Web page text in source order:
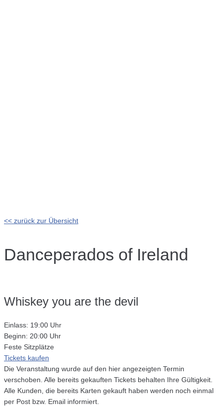
<< zurück zur Übersicht
Danceperados of Ireland
Whiskey you are the devil
Einlass: 19:00 Uhr
Beginn: 20:00 Uhr
Feste Sitzplätze
Tickets kaufen
Die Veranstaltung wurde auf den hier angezeigten Termin
verschoben. Alle bereits gekauften Tickets behalten Ihre Gültigkeit.
Alle Kunden, die bereits Karten gekauft haben werden noch einmal
per Post bzw. Email informiert.